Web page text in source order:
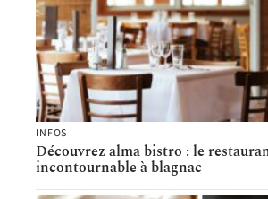
INFOS
Découvrez alma bistro : le
incontournable à blagnac